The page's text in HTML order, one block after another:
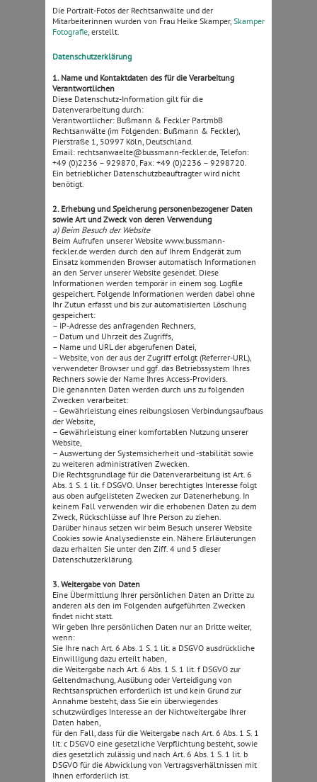
Die Portrait-Fotos der Rechtsanwälte und der
Mitarbeiterinnen wurden von Frau Heike Skamper, Skamper
Fotografie, erstellt.
Datenschutzerklärung
1. Name und Kontaktdaten des für die Verarbeitung
Verantwortlichen
Diese Datenschutz-Information gilt für die
Datenverarbeitung durch:
Verantwortlicher: Bußmann & Feckler PartmbB
Rechtsanwälte (im Folgenden: Bußmann & Feckler),
Pierstraße 1, 50997 Köln, Deutschland.
Email: rechtsanwaelte@bussmann-feckler.de, Telefon:
+49 (0)2236 – 929870, Fax: +49 (0)2236 – 9298720.
Ein betrieblicher Datenschutzbeauftragter wird nicht
benötigt.
2. Erhebung und Speicherung personenbezogener Daten
sowie Art und Zweck von deren Verwendung
a) Beim Besuch der Website
Beim Aufrufen unserer Website www.bussmann-
feckler.de werden durch den auf Ihrem Endgerät zum
Einsatz kommenden Browser automatisch Informationen
an den Server unserer Website gesendet. Diese
Informationen werden temporär in einem sog. Logfile
gespeichert. Folgende Informationen werden dabei ohne
Ihr Zutun erfasst und bis zur automatisierten Löschung
gespeichert:
– IP-Adresse des anfragenden Rechners,
– Datum und Uhrzeit des Zugriffs,
– Name und URL der abgerufenen Datei,
– Website, von der aus der Zugriff erfolgt (Referrer-URL),
verwendeter Browser und ggf. das Betriebssystem Ihres
Rechners sowie der Name Ihres Access-Providers.
Die genannten Daten werden durch uns zu folgenden
Zwecken verarbeitet:
– Gewährleistung eines reibungslosen Verbindungsaufbaus
der Website,
– Gewährleistung einer komfortablen Nutzung unserer
Website,
– Auswertung der Systemsicherheit und -stabilität sowie
zu weiteren administrativen Zwecken.
Die Rechtsgrundlage für die Datenverarbeitung ist Art. 6
Abs. 1 S. 1 lit. f DSGVO. Unser berechtigtes Interesse folgt
aus oben aufgelisteten Zwecken zur Datenerhebung. In
keinem Fall verwenden wir die erhobenen Daten zu dem
Zweck, Rückschlüsse auf Ihre Person zu ziehen.
Darüber hinaus setzen wir beim Besuch unserer Website
Cookies sowie Analysedienste ein. Nähere Erläuterungen
dazu erhalten Sie unter den Ziff. 4 und 5 dieser
Datenschutzerklärung.
3. Weitergabe von Daten
Eine Übermittlung Ihrer persönlichen Daten an Dritte zu
anderen als den im Folgenden aufgeführten Zwecken
findet nicht statt.
Wir geben Ihre persönlichen Daten nur an Dritte weiter,
wenn:
Sie Ihre nach Art. 6 Abs. 1 S. 1 lit. a DSGVO ausdrückliche
Einwilligung dazu erteilt haben,
die Weitergabe nach Art. 6 Abs. 1 S. 1 lit. f DSGVO zur
Geltendmachung, Ausübung oder Verteidigung von
Rechtsansprüchen erforderlich ist und kein Grund zur
Annahme besteht, dass Sie ein überwiegendes
schutzwürdiges Interesse an der Nichtweitergabe Ihrer
Daten haben,
für den Fall, dass für die Weitergabe nach Art. 6 Abs. 1 S. 1
lit. c DSGVO eine gesetzliche Verpflichtung besteht, sowie
dies gesetzlich zulässig und nach Art. 6 Abs. 1 S. 1 lit. b
DSGVO für die Abwicklung von Vertragsverhältnissen mit
Ihnen erforderlich ist.